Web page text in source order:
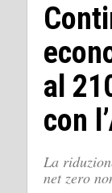
al
con
La
net zero